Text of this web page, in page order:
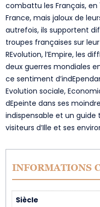
combattu les Français, en
France, mais jaloux de
autrefois, ils supportent
troupes françaises sur leur
REvolution, l’Empire, les
deux guerres mondiales
ce sentiment
Evolution sociale,
dEpeinte dans ses
indispensable et un guide
visiteurs d’Ille et ses
INFORMATIONS
Siècle